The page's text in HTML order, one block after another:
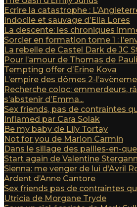
Ecrire la catastrophe :
Indocile et sauvage d’Ella Lores
La descente: les chroniques
Sorcier en formation tome 1 :
La rebelle de Castel Dark de JC
Pour l’amour de Thomas de
Tempting offer d’Erine Kova
L’empire des dômes 2-
Recherche coloc: emmerdeurs,
s’abstenir d’Emma...
Sex friends, pas de contraintes
Inflamed par Cara Solak
Be my baby de Lily Tortay
Not for you de Marion Carmin
Dans le sillage des pailles-en-
Start again de Valentine Stergann
Sienna: me venger de lui d’Avril
Ardent d’Anne Cantore
Sex friends pas de contraintes
Utricia de Morgane Tryde